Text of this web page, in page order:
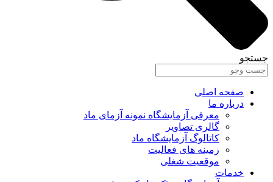
جستجو
صفحه اصلی
درباره ما
معرفی آزمایشگاه نمونه آزمای ماد
گالری تصاویر
کاتالوگ آزمایشگاه ماد
زمینه های فعالیت
موقعیت شغلی
خدمات